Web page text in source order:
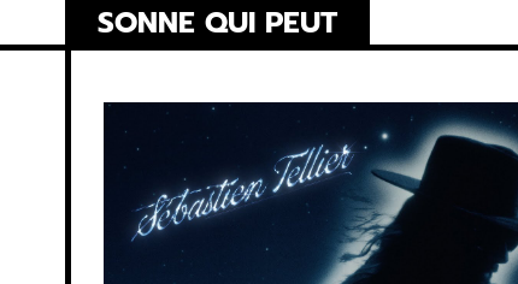
to
SONNE QUI PEUT